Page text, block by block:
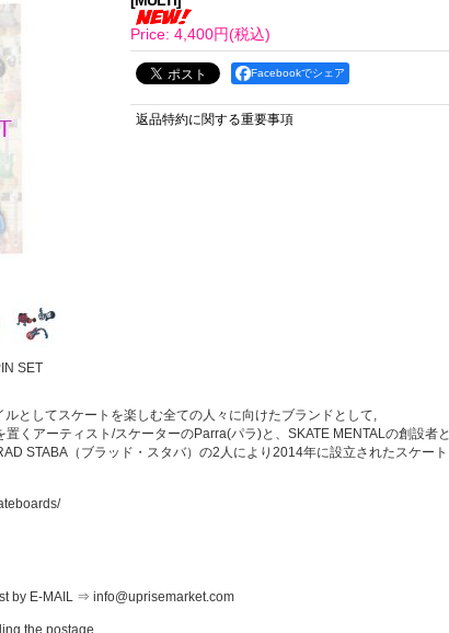
Price: 4,400円(税込)
Facebookでシェア
返品特約に関する重要事項
SET
としてスケートを楽しむ全ての人々に向けたブランドとして,
くアーティスト/スケーターのParra(パラ)と、SKATE MENTALの創設者と
STABA（ブラッド・スタバ）の2人により2014年に設立されたスケート
by E-MAIL ⇒ info@uprisemarket.com
the postage.